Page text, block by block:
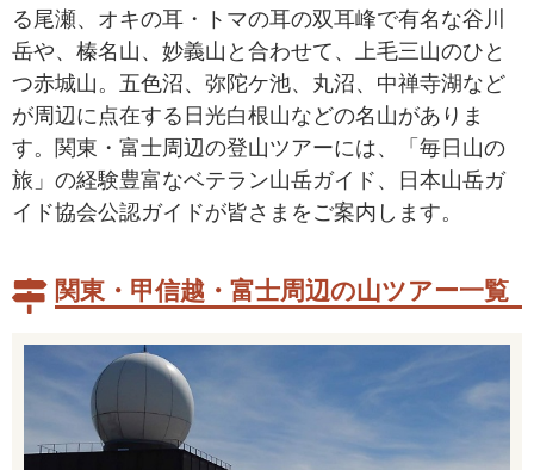
る尾瀬、オキの耳・トマの耳の双耳峰で有名な谷川
岳や、榛名山、妙義山と合わせて、上毛三山のひと
つ赤城山。五色沼、弥陀ケ池、丸沼、中禅寺湖など
が周辺に点在する日光白根山などの名山がありま
す。関東・富士周辺の登山ツアーには、「毎日山の
旅」の経験豊富なベテラン山岳ガイド、日本山岳ガ
イド協会公認ガイドが皆さまをご案内します。
関東・甲信越・富士周辺の山ツアー一覧